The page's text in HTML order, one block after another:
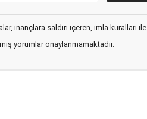
inançlara saldırı içeren, imla kuralları ile
yorumlar onaylanmamaktadır.